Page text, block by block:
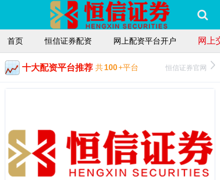
首页 恒信证券配资 网上配资平台开户 网上
十大配资平台推荐 共100+平台 恒信证券官网